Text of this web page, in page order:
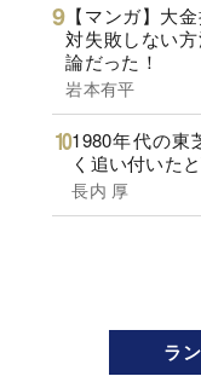
【マンガ】大
対失敗しない
論だった！
岩本有平
1980年代の東
く追い付いた
長内 厚
ラ